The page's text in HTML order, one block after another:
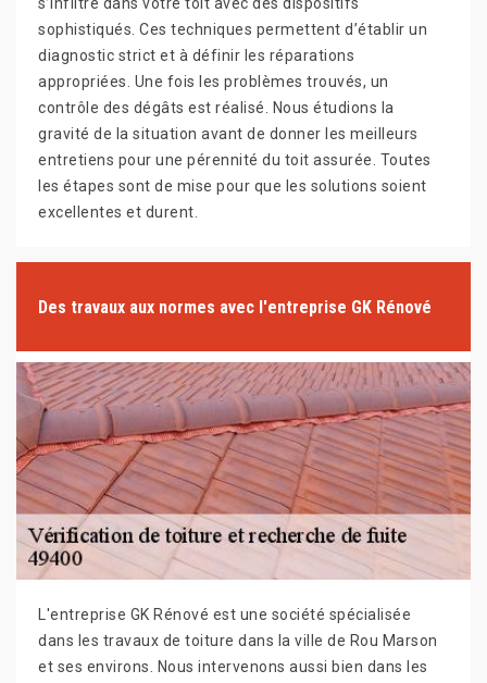
s’infiltre dans votre toit avec des dispositifs
sophistiqués. Ces techniques permettent d’établir un
diagnostic strict et à définir les réparations
appropriées. Une fois les problèmes trouvés, un
contrôle des dégâts est réalisé. Nous étudions la
gravité de la situation avant de donner les meilleurs
entretiens pour une pérennité du toit assurée. Toutes
les étapes sont de mise pour que les solutions soient
excellentes et durent.
Des travaux aux normes avec l'entreprise GK Rénové
L'entreprise GK Rénové est une société spécialisée
dans les travaux de toiture dans la ville de Rou Marson
et ses environs. Nous intervenons aussi bien dans les